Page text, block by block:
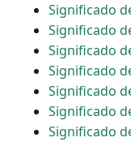
Significado
Significado
Significado
Significado
Significado
Significado
Significado